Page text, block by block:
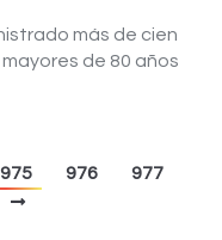
más de cien
de 80 años
975 976
977